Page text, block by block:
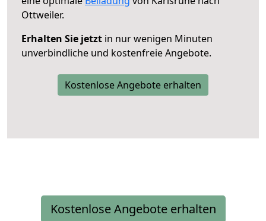
Ottweiler.
Erhalten Sie jetzt in nur wenigen Minuten
unverbindliche und kostenfreie Angebote.
Kostenlose Angebote erhalten
Kostenlose Angebote erhalten